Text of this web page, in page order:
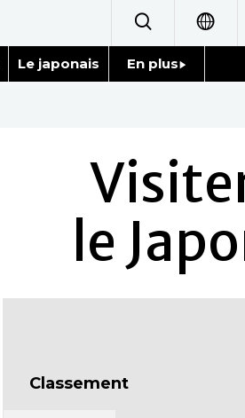
繁體字
Español
العربية
Le japonais En plus
Personnages
Chroniques
le
Classement